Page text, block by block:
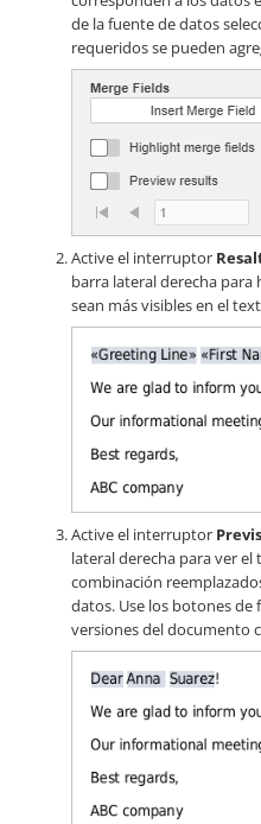
de la fuente de datos
requeridos se pueden
Active el interruptor
barra lateral derecha para
sean más visibles en el
Active el interruptor
lateral derecha para ver
combinación
datos. Use los botones de
versiones del documento